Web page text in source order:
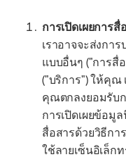
การเปิดเผยการ
เราอาจจะส่งกา
แบบอื่นๆ ("การสื่
("บริการ") ให้คุณ
คุณตกลงยอมรับก
การเปิดเผยข้อมู
สื่อสารด้วยวิธีกา
ใช้ลายเซ็นอิเล็ก